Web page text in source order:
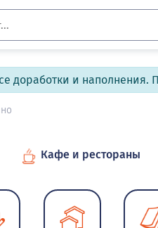
доработки и наполнения.
Кафе и рестораны